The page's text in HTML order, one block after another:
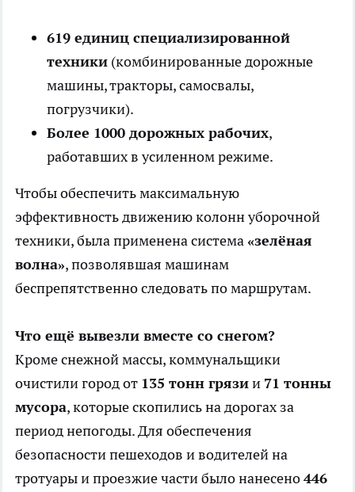
619 единиц специализированной
техники (комбинированные дорожные
машины, тракторы, самосвалы,
погрузчики).
Более 1000 дорожных рабочих,
работавших в усиленном режиме.
Чтобы обеспечить максимальную
эффективность движению колонн уборочной
техники, была применена система «зелёная
волна», позволявшая машинам
беспрепятственно следовать по маршрутам.
Что ещё вывезли вместе со снегом?
Кроме снежной массы, коммунальщики
очистили город от 135 тонн грязии 71 тонны
мусора, которые скопились на дорогах за
период непогоды. Для обеспечения
безопасности пешеходов и водителей на
тротуары и проезжие части было нанесено446